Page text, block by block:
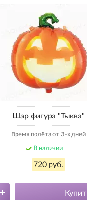
Шар фигура "Тыква"
Время полёта от 3-х дней
В наличии
720 руб.
+